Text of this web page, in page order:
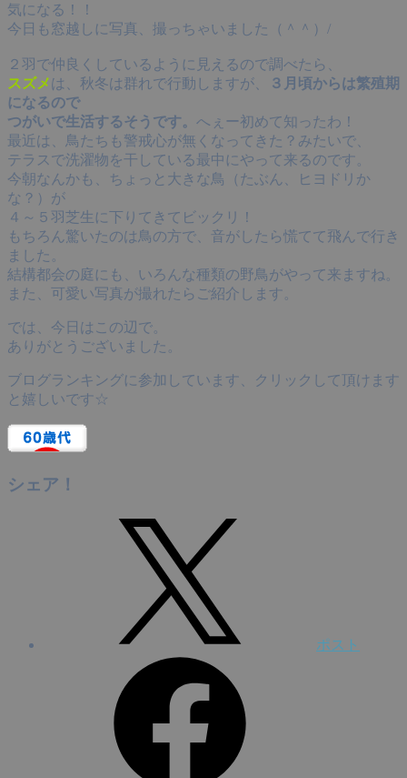
気になる！！
今日も窓越しに写真、撮っちゃいました（＾＾）/
２羽で仲良くしているように見えるので調べたら、
スズメは、秋冬は群れで行動しますが、
３月頃からは繁殖期
になるので
つがいで生活するそうです。 へぇー初めて知ったわ！
最近は、鳥たちも警戒心が無くなってきた？みたいで、
テラスで洗濯物を干している最中にやって来るのです。
今朝なんかも、ちょっと大きな鳥（たぶん、ヒヨドリか
な？）が
４～５羽芝生に下りてきてビックリ！
もちろん驚いたのは鳥の方で、音がしたら慌てて飛んで行き
ました。
結構都会の庭にも、いろんな種類の野鳥がやって来ますね。
また、可愛い写真が撮れたらご紹介します。
では、今日はこの辺で。
ありがとうございました。
ブログランキングに参加しています、クリックして頂けます
と嬉しいです☆
シェア！
ポスト